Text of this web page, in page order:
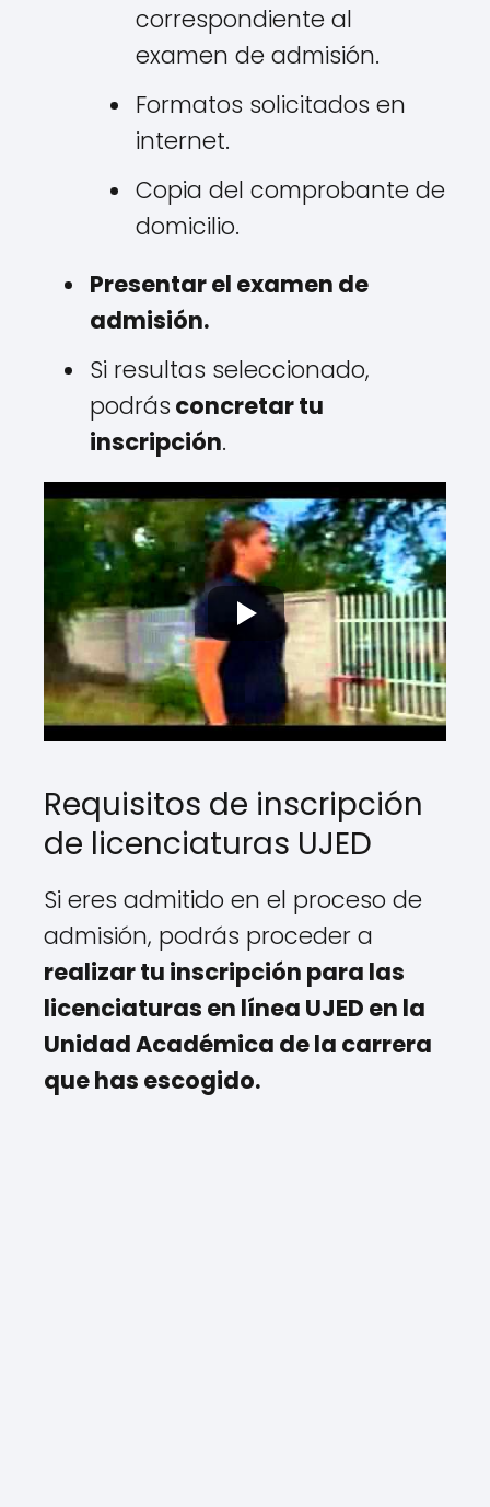
correspondiente al
examen de admisión.
Formatos solicitados en
internet.
Copia del comprobante de
domicilio.
Presentar el examen de
admisión.
Si resultas seleccionado,
podrás concretar tu
inscripción.
Requisitos de inscripción
de licenciaturas UJED
Si eres admitido en el proceso de
admisión, podrás proceder a
realizar tu inscripción para las
licenciaturas en línea UJED en la
Unidad Académica de la carrera
que has escogido.